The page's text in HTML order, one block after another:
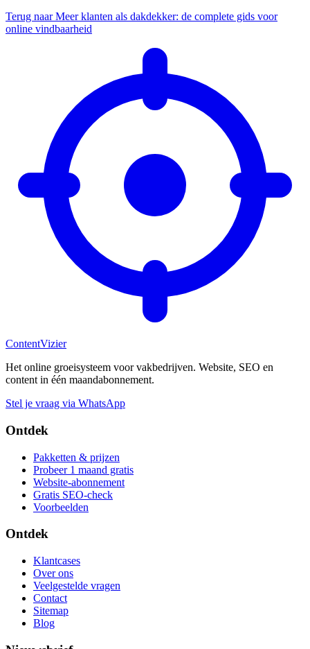
Terug naar Meer klanten als dakdekker: de complete gids voor
online vindbaarheid
ContentVizier
Het online groeisysteem voor vakbedrijven. Website, SEO en
content in één maandabonnement.
Stel je vraag via WhatsApp
Ontdek
Pakketten & prijzen
Probeer 1 maand gratis
Website-abonnement
Gratis SEO-check
Voorbeelden
Ontdek
Klantcases
Over ons
Veelgestelde vragen
Contact
Sitemap
Blog